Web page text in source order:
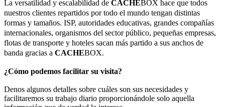
La versatilidad y escalabilidad de CACHEBOX hace que todos
nuestros clientes repartidos por todo el mundo tengan distintas
formas y tamaños. ISP, autoridades educativas, grandes compañías
internacionales, organismos del sector público, pequeñas empresas,
flotas de transporte y hoteles sacan más partido a sus anchos de
banda gracias a CACHEBOX.
¿Cómo podemos facilitar su visita?
Denos algunos detalles sobre cuáles son sus necesidades y
facilitaremos su trabajo diario proporcionándole solo aquella